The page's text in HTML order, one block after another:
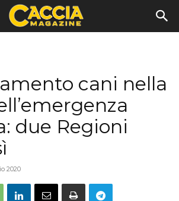
cani nella
due Regioni
2020